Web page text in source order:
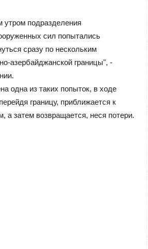
утром подразделения
сил попытались
сразу по нескольким
азербайджанской границы", -
одна из таких попыток, в ходе
границу, приближается к
а затем возвращается, неся потери.